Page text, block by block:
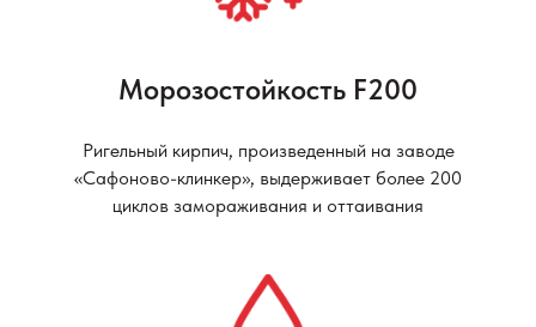
Морозостойкость F200
Ригельный кирпич, произведенный на заводе
«Сафоново-клинкер», выдерживает более 200
циклов замораживания и оттаивания